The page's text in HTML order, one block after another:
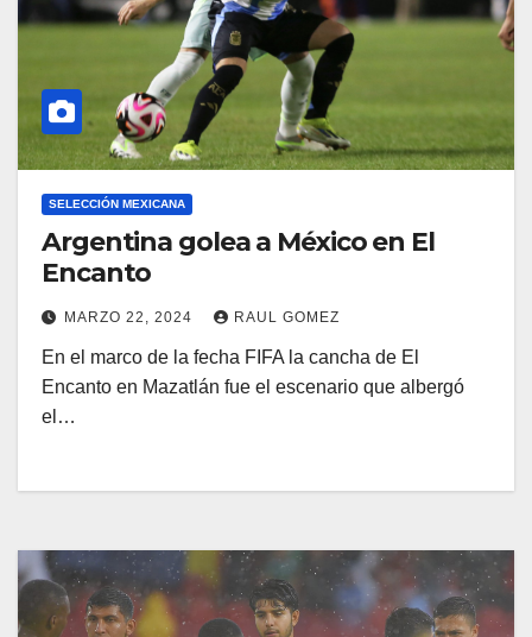
SELECCIÓN MEXICANA
Argentina golea a México en El
Encanto
MARZO 22, 2024 RAUL GOMEZ
En el marco de la fecha FIFA la cancha de El
Encanto en Mazatlán fue el escenario que albergó
el…